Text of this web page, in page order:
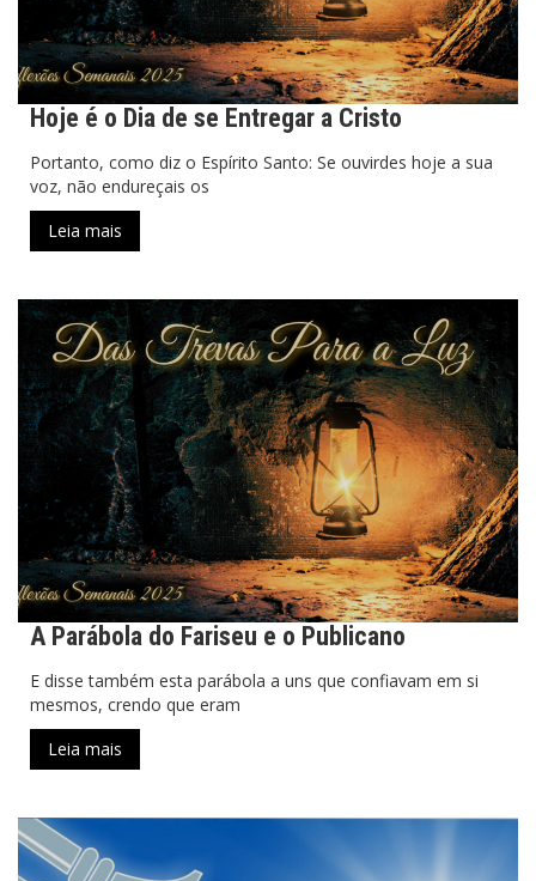
Hoje é o Dia de se Entregar a Cristo
Portanto, como diz o Espírito Santo: Se ouvirdes hoje a sua
voz, não endureçais os
Leia mais
A Parábola do Fariseu e o Publicano
E disse também esta parábola a uns que confiavam em si
mesmos, crendo que eram
Leia mais